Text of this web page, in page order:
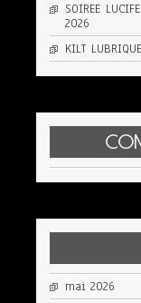
SOIREE
2026
KILT
mai 2026